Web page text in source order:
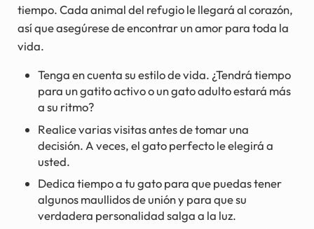
tiempo. Cada animal del refugio le llegará al corazón,
así que asegúrese de encontrar un amor para toda la
vida.
Tenga en cuenta su estilo de vida. ¿Tendrá tiempo
para un gatito activo o un gato adulto estará más
a su ritmo?
Realice varias visitas antes de tomar una
decisión. A veces, el gato perfecto le elegirá a
usted.
Dedica tiempo a tu gato para que puedas tener
algunos maullidos de unión y para que su
verdadera personalidad salga a la luz.